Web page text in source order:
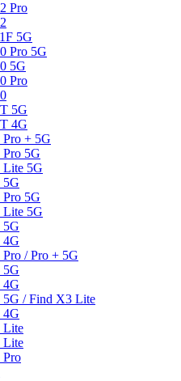
Pro
5G
Pro 5G
5G
Pro
5G
4G
+ 5G
5G
Lite 5G
5G
5G
Lite 5G
5G
4G
/ Pro + 5G
5G
4G
5G / Find X3 Lite
4G
Lite
Lite
Pro